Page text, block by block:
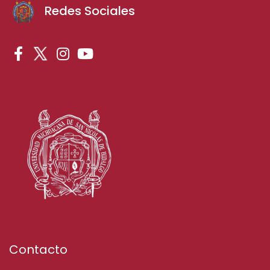
Redes Sociales
Contacto